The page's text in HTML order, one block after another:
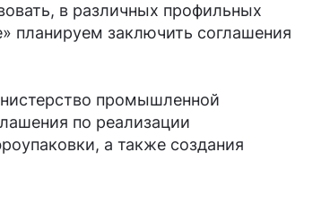
в различных профильных
планируем заключить соглашения
промышленной
по реализации
а также создания